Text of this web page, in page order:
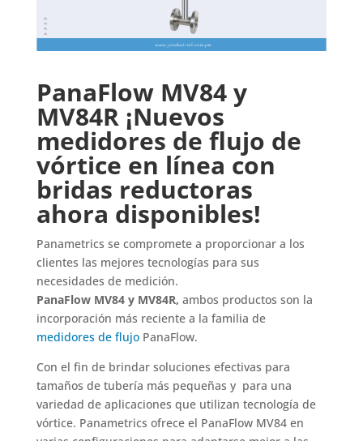
PanaFlowMV84 y
MV84R ¡Nuevos
medidores de flujo de
vórtice en línea con
bridas reductoras
ahora disponibles!
Panametrics se compromete a proporcionar a los
clientes las mejores tecnologías para sus
necesidades de medición.
PanaFlow MV84 y MV84R, ambos productos son la
incorporación más reciente a la familia de
medidores de flujoPanaFlow.
Con el fin de brindar soluciones efectivas para
tamaños de tubería más pequeñas y para una
variedad de aplicaciones que utilizan tecnología de
vórtice. Panametrics ofrece el PanaFlow MV84 en